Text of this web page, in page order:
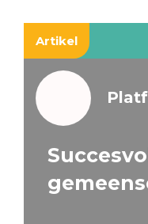
Artikel